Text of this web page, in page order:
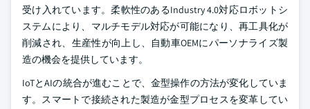
受け入れています。柔軟性のあるIndustry 4.0対応ロボットシ
ステムにより、マルチモデル対応が可能になり、再工具化が
削減され、生産性が向上し、自動車OEMにパーソナライズ製
造の機会を提供しています。
IoTとAIの統合が進むことで、金型操作の方法が変化していま
す。スマートで接続された製造が金型プロセスを変革してい